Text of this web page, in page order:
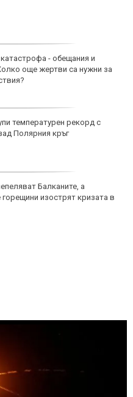
- обещания и
още жертви са нужни за
температурен рекорд с
Полярния кръг
Балканите, а
изострят кризата в